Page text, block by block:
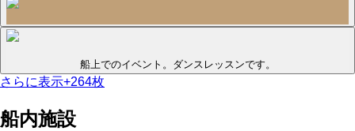
船上でのイベント。ダンスレッスンです。
さらに表示+264枚
船内施設